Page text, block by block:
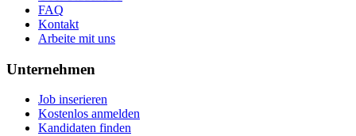
FAQ
Kontakt
Arbeite mit uns
Unternehmen
Job inserieren
Kostenlos anmelden
Kandidaten finden